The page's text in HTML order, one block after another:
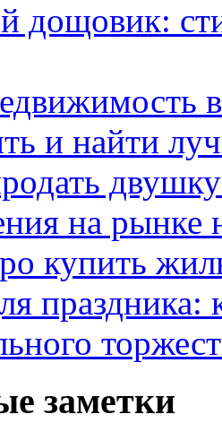
дощовик:
и найти
на рынке
купить
праздника:
заметки